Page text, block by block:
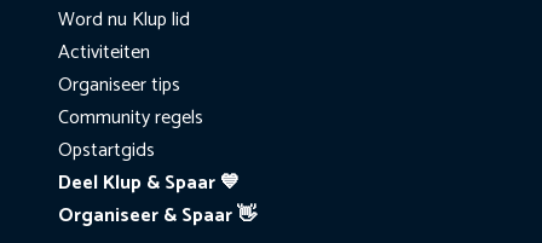
Word nu Klup lid
Activiteiten
Organiseer tips
Community regels
Opstartgids
Deel Klup & Spaar 💙
Organiseer & Spaar 👋